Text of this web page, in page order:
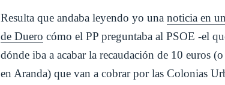
Resulta que andaba leyendo yo unanoticia en
de Duero cómo el PP preguntaba al PSOE -el
dónde iba a acabar la recaudación de 10 euros
en Aranda) que van a cobrar por las Colonias